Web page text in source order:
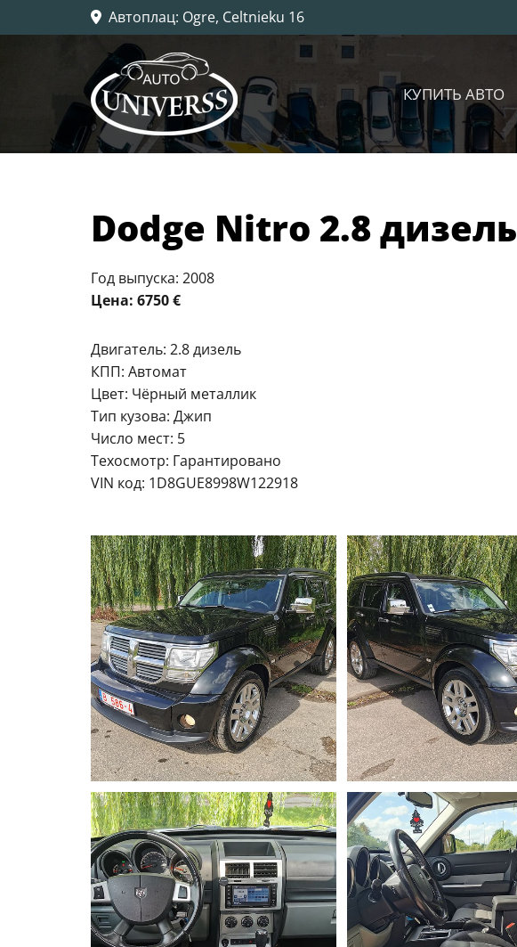
 Автоплац: Ogre, Celtnieku 16
КУПИТЬ АВТО
Dodge Nitro 2.8 дизель
Год выпуска: 2008
Цена: 6750 €
Двигатель: 2.8 дизель
КПП: Автомат
Цвет: Чёрный металлик
Тип кузова: Джип
Число мест: 5
Техосмотр: Гарантировано
VIN код: 1D8GUE8998W122918